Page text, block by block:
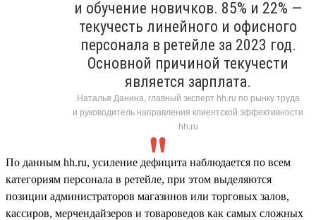
и обучение новичков. 85% и 22% —
текучесть линейного и офисного
персонала в ретейле за 2023 год.
Основной причиной текучести
является зарплата.
Наталья Данина, главный эксперт hh.ru по рынку труда
и руководитель направления клиентской эффективности
hh.ru
По данным hh.ru, усиление дефицита наблюдается по всем
категориям персонала в ретейле, при этом выделяются
позиции администраторов магазинов или торговых залов,
кассиров, мерчендайзеров и товароведов как самых сложных